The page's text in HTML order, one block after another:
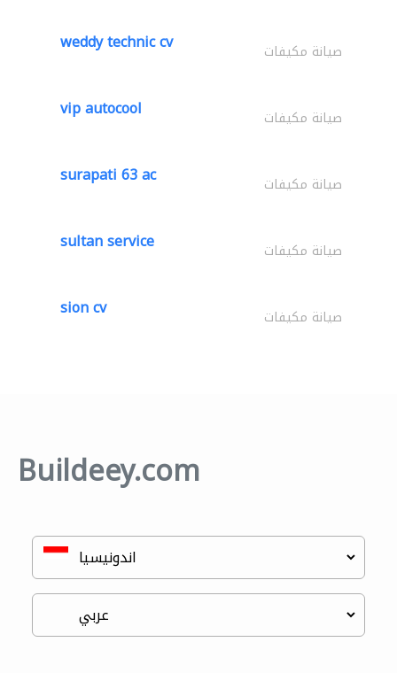
weddy technic cv صيانة مكيفات
vip autocool صيانة مكيفات
surapati 63 ac صيانة مكيفات
sultan service صيانة مكيفات
sion cv صيانة مكيفات
Buildeey.com